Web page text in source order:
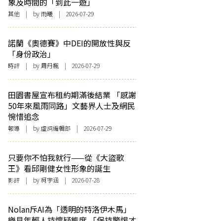
其他 | by 雨曦 | 2026-07-29
諾蘭《奧德賽》中DEI的開放性與反
「身份政治」
時評 | by 周丹楓 | 2026-07-29
田園書屋宣布租約期滿後結業 「感謝
50年來風雨同路」文藝界人士及網民
惋惜追念
報導 | by 虛詞編輯部 | 2026-07-29
只要你不怕我就行——從《大盜歌
王》看邱剛健女性形象的誕生
影評 | by 柯宇涵 | 2026-07-28
Nolan斥AI為「透明的特洛伊木馬」